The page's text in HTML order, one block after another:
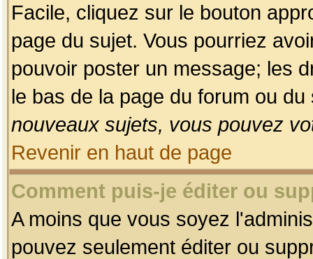
Facile, cliquez sur le bouton
page du sujet. Vous pourriez
pouvoir poster un message; les
le bas de la page du forum ou
nouveaux sujets, vous pouvez
Revenir en haut de page
Comment puis-je éditer ou
A moins que vous soyez
pouvez seulement éditer ou